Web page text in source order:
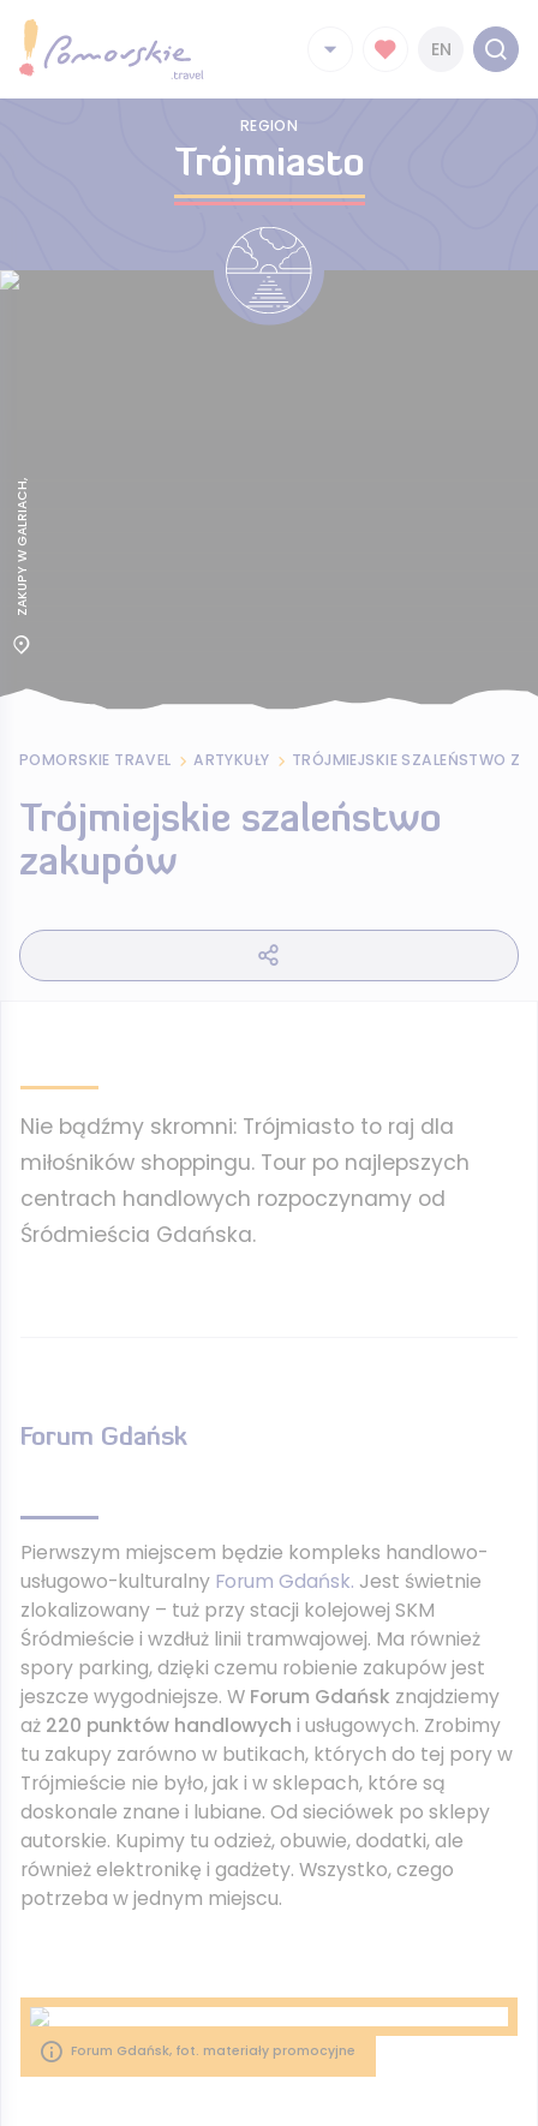
EN
REGION
Trójmiasto
ZAKUPY W GALRIACH,
POMORSKIE TRAVEL ARTYKUŁY TRÓJMIEJSKIE SZALEŃSTWO
Trójmiejskie szaleństwo
zakupów
Nie bądźmy skromni: Trójmiasto to raj dla
miłośników shoppingu. Tour po najlepszych
centrach handlowych rozpoczynamy od
Śródmieścia Gdańska.
Forum Gdańsk
Pierwszym miejscem będzie kompleks handlowo-
usługowo-kulturalny Forum Gdańsk. Jest świetnie
zlokalizowany – tuż przy stacji kolejowej SKM
Śródmieście i wzdłuż linii tramwajowej. Ma również
spory parking, dzięki czemu robienie zakupów jest
jeszcze wygodniejsze. W Forum Gdańsk znajdziemy
aż 220 punktów handlowych i usługowych. Zrobimy
tu zakupy zarówno w butikach, których do tej pory w
Trójmieście nie było, jak i w sklepach, które są
doskonale znane i lubiane. Od sieciówek po sklepy
autorskie. Kupimy tu odzież, obuwie, dodatki, ale
również elektronikę i gadżety. Wszystko, czego
potrzeba w jednym miejscu.
Forum Gdańsk, fot. materiały promocyjne